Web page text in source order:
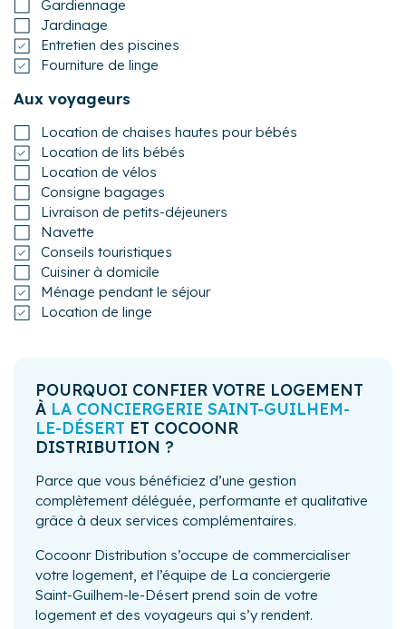
Gardiennage
Jardinage
Entretien des piscines
Fourniture de linge
Aux voyageurs
Location de chaises hautes pour bébés
Location de lits bébés
Location de vélos
Consigne bagages
Livraison de petits-déjeuners
Navette
Conseils touristiques
Cuisiner à domicile
Ménage pendant le séjour
Location de linge
POURQUOI CONFIER VOTRE LOGEMENT
À LA CONCIERGERIE SAINT-GUILHEM-
LE-DÉSERT ET COCOONR
DISTRIBUTION ?
Parce que vous bénéficiez d’une gestion
complètement déléguée, performante et qualitative
grâce à deux services complémentaires.
Cocoonr Distribution s’occupe de commercialiser
votre logement, et l’équipe de La conciergerie
Saint-Guilhem-le-Désert prend soin de votre
logement et des voyageurs qui s’y rendent.